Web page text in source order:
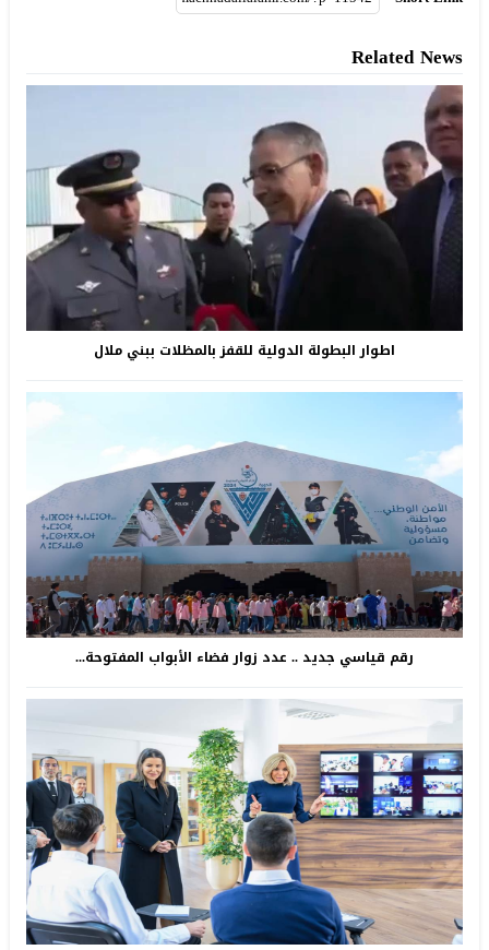
Related News
اطوار البطولة الدولية للقفز بالمظلات ببني ملال
رقم قياسي جديد .. عدد زوار فضاء الأبواب المفتوحة...